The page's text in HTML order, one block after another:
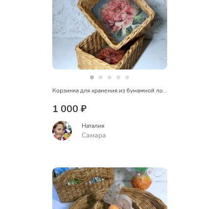
Корзинка для хранения из бумажной лозы
1 000 ₽
Наталия
Самара